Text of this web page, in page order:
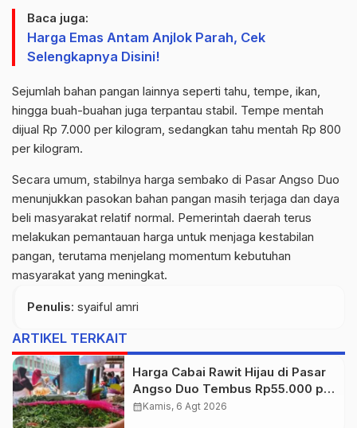
Baca juga:
Harga Emas Antam Anjlok Parah, Cek
Selengkapnya Disini!
Sejumlah bahan pangan lainnya seperti tahu, tempe, ikan,
hingga buah-buahan juga terpantau stabil. Tempe mentah
dijual Rp 7.000 per kilogram, sedangkan tahu mentah Rp 800
per kilogram.
Secara umum, stabilnya harga sembako di Pasar Angso Duo
menunjukkan pasokan bahan pangan masih terjaga dan daya
beli masyarakat relatif normal. Pemerintah daerah terus
melakukan pemantauan harga untuk menjaga kestabilan
pangan, terutama menjelang momentum kebutuhan
masyarakat yang meningkat.
Penulis: syaiful amri
ARTIKEL TERKAIT
Harga Cabai Rawit Hijau di Pasar
Angso Duo Tembus Rp55.000 per
Kilogram
calendar_monthKamis, 6 Agt 2026